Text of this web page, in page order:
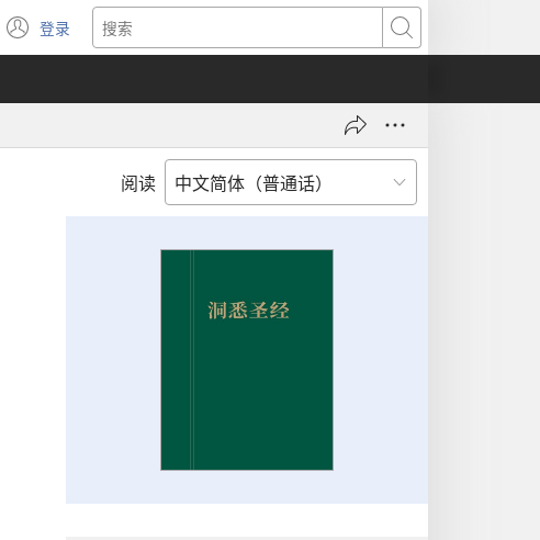
登录
（打
开
窗
搜
索
阅读